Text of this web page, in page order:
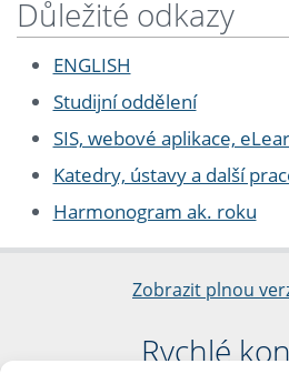
Důležité odkazy
ENGLISH
Studijní oddělení
SIS, webové aplikace,
Katedry, ústavy a další
Harmonogram ak. roku
Zobrazit plnou
Rychlé